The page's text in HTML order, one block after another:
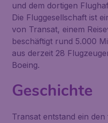
und dem dortigen
Die Fluggesellschaft ist
von Transat, einem
beschäftigt rund 5.000
aus derzeit 28
Boeing.
Geschichte
Transat entstand ein